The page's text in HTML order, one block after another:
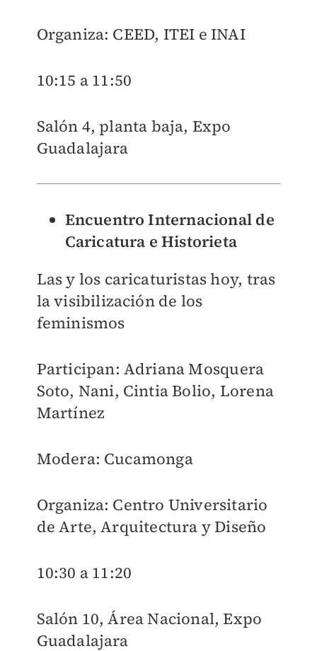
Organiza: CEED, ITEI e INAI
10:15 a 11:50
Salón 4, planta baja, Expo
Guadalajara
Encuentro Internacional de
Caricatura e Historieta
Las y los caricaturistas hoy, tras
la visibilización de los
feminismos
Participan: Adriana Mosquera
Soto, Nani, Cintia Bolio, Lorena
Martínez
Modera: Cucamonga
Organiza: Centro Universitario
de Arte, Arquitectura y Diseño
10:30 a 11:20
Salón 10, Área Nacional, Expo
Guadalajara